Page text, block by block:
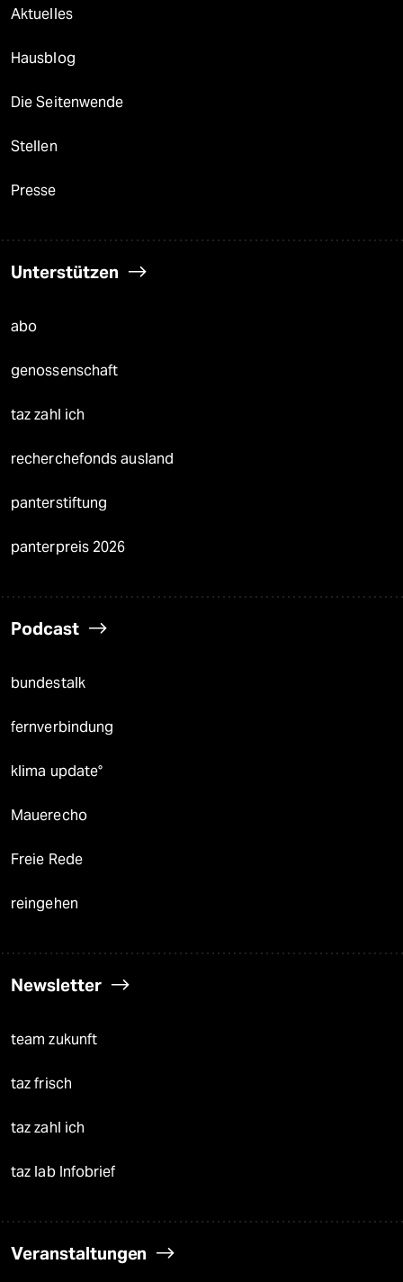
Aktuelles
Hausblog
Die Seitenwende
Stellen
Presse
Unterstützen
abo
genossenschaft
taz zahl ich
recherchefonds ausland
panterstiftung
panterpreis 2026
Podcast
bundestalk
fernverbindung
klima update°
Mauerecho
Freie Rede
reingehen
Newsletter
team zukunft
taz frisch
taz zahl ich
taz lab Infobrief
Veranstaltungen